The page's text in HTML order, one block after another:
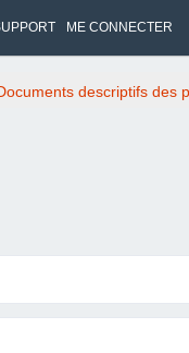
ME CONNECTER
descriptifs des